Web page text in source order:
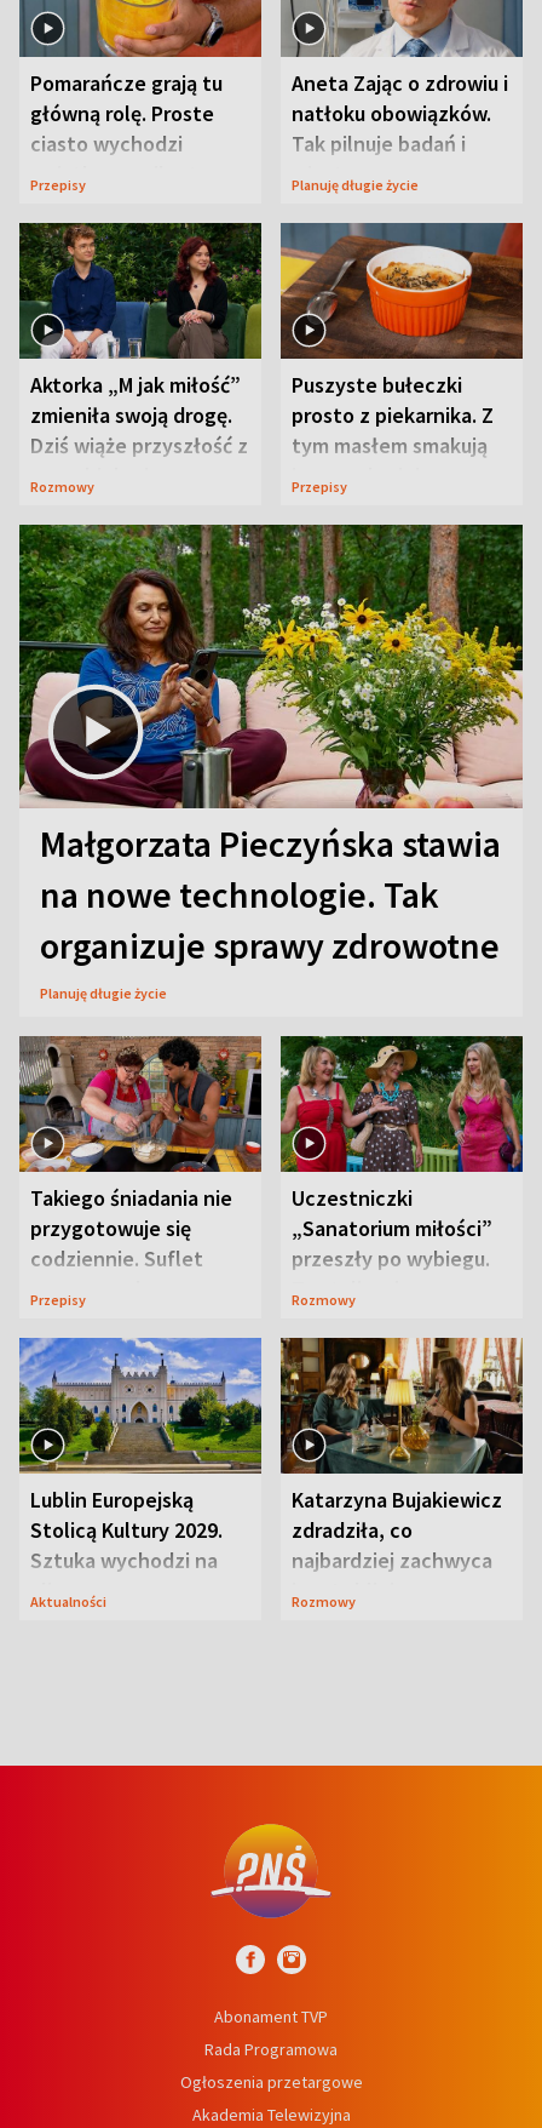
Pomarańcze grają tu
główną rolę. Proste
ciasto wychodzi
wyjątkowo wilgotne
Przepisy
Aneta Zając o zdrowiu i
natłoku obowiązków.
Tak pilnuje badań i
wizyt
Planuję długie życie
Aktorka „M jak miłość”
zmieniła swoją drogę.
Dziś wiąże przyszłość z
neurobiologią
Rozmowy
Puszyste bułeczki
prosto z piekarnika. Z
tym masłem smakują
jeszcze lepiej
Przepisy
Małgorzata Pieczyńska stawia
na nowe technologie. Tak
organizuje sprawy zdrowotne
Planuję długie życie
Takiego śniadania nie
przygotowuje się
codziennie. Suflet
serowy zachwyca
Przepisy
Uczestniczki
„Sanatorium miłości”
przeszły po wybiegu.
Te stylizacje
Rozmowy
Lublin Europejską
Stolicą Kultury 2029.
Sztuka wychodzi na
ulice
Aktualności
Katarzyna Bujakiewicz
zdradziła, co
najbardziej zachwyca
ją w Lublinie
Rozmowy
Abonament TVP
Rada Programowa
Ogłoszenia przetargowe
Akademia Telewizyjna